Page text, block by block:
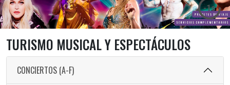
-3s
TURISMO MUSICAL Y ESPECTÁCULOS
CONCIERTOS (A-F)